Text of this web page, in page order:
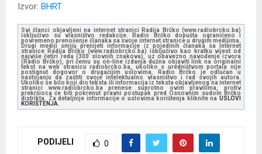
Izvor: BHRT
Svi članci objavljeni na internet stranici Radija Brčko (www.radiobrcko.ba)
isključivo su vlasništvo redakcije. Radio Brčko dopušta ograničeno i
povremeno prenošenje članaka sa svoje internet stranice u drugim medijima.
Drugi mediji smiju prenijeti informacije iz pojedinih članaka sa Internet
stranice Radija Brčko (www.radiobrcko.ba) isključivo kao kratku vijest od
najviše četiri reda (300 slovnih znakova), uz obavezno navođenje izvora
(Radio Brčko), pri čemu su on-line izdanja dužna objaviti link na originalni
tekst na web stranicu radiobrcko.ba, ukoliko s uredništvom portala nije
postignut dogovor o drugačijim uslovima. Radio Brčko je odlučan u
nastojanju da zaštiti svoje intelektualno vlasništvo i rad svojih autora.
Ukoliko se bilo koji dio teksta ili informacija iz teksta objavljenog na internet
stranici www.radiobrcko.ba prenese suprotno ovim pravilima, protiv
prekršioca će biti pokrenut pravni postupak pred Osnovnim sudom Brčko
distrikta. Za detaljnije informacije o uslovima korištenja kliknite na USLOVI
KORIŠTENJA.
PODIJELI 0